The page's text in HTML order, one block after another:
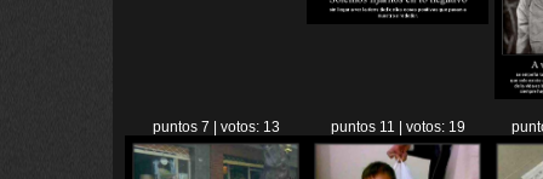
puntos 7 | votos: 13 puntos 11 | votos: 19